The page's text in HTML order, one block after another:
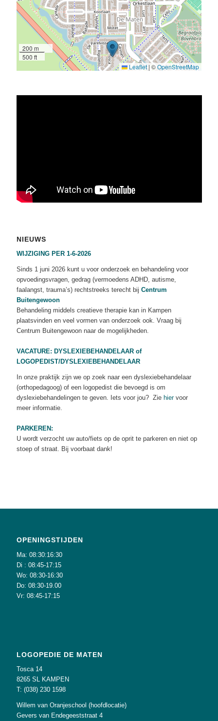
200 m
500 ft
Leaflet | ©OpenStreetMap
NIEUWS
WIJZIGING PER 1-6-2026
Sinds 1 juni 2026 kunt u voor onderzoek en behandeling voor
opvoedingsvragen, gedrag (vermoedens ADHD, autisme,
faalangst, trauma’s) rechtstreeks terecht bij Centrum
Buitengewoon
Behandeling middels creatieve therapie kan in Kampen
plaatsvinden en veel vormen van onderzoek ook. Vraag bij
Centrum Buitengewoon naar de mogelijkheden.
VACATURE: DYSLEXIEBEHANDELAAR of
LOGOPEDIST/DYSLEXIEBEHANDELAAR
In onze praktijk zijn we op zoek naar een dyslexiebehandelaar
(orthopedagoog) of een logopedist die bevoegd is om
dyslexiebehandelingen te geven. Iets voor jou? Zie hiervoor
meer informatie.
PARKEREN:
U wordt verzocht uw auto/fiets op de oprit te parkeren en niet op
stoep of straat. Bij voorbaat dank!
OPENINGSTIJDEN
Ma: 08:30:16:30
Di : 08:45-17:15
Wo: 08:30-16:30
Do: 08:30-19.00
Vr: 08:45-17:15
LOGOPEDIE DE MATEN
Tosca 14
8265 SL KAMPEN
T: (038) 230 1598
Willem van Oranjeschool (hoofdlocatie)
Gevers van Endegeeststraat 4